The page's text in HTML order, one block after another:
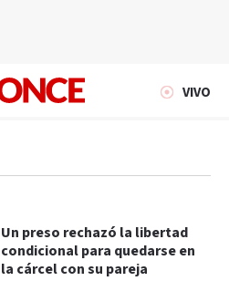
VIVO
Un preso rechazó la libertad
condicional para quedarse en
la cárcel con su pareja